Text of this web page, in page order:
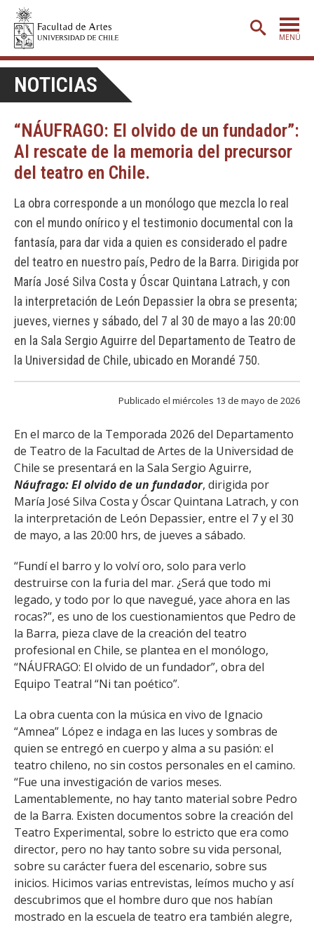
MENÚ
ADMISIÓN
ETAPA BÁSICA
CARRERAS
POSTGRADO
EXTENSIÓN
CREACIÓNE INVESTIGACIÓN
BIBLIOTECA
DEPARTAMENTOS
FACULTAD
Estudiantes
Académicas/os
Funcionarias/os
Egresadas/os
NOTICIAS
“NÁUFRAGO: El olvido de un fundador”:
Al rescate de la memoria del precursor
del teatro en Chile.
La obra corresponde a un monólogo que mezcla lo real
con el mundo onírico y el testimonio documental con la
fantasía, para dar vida a quien es considerado el padre
del teatro en nuestro país, Pedro de la Barra. Dirigida por
María José Silva Costa y Óscar Quintana Latrach, y con
la interpretación de León Depassier la obra se presenta;
jueves, viernes y sábado, del 7 al 30 de mayo a las 20:00
en la Sala Sergio Aguirre del Departamento de Teatro de
la Universidad de Chile, ubicado en Morandé 750.
Publicado el miércoles 13 de mayo de 2026
En el marco de la Temporada 2026 del Departamento
de Teatro de la Facultad de Artes de la Universidad de
Chile se presentará en la Sala Sergio Aguirre,
Náufrago: El olvido de un fundador, dirigida por
María José Silva Costa y Óscar Quintana Latrach, y con
la interpretación de León Depassier, entre el 7 y el 30
de mayo, a las 20:00 hrs, de jueves a sábado.
“Fundí el barro y lo volví oro, solo para verlo
destruirse con la furia del mar. ¿Será que todo mi
legado, y todo por lo que navegué, yace ahora en las
rocas?”, es uno de los cuestionamientos que Pedro de
la Barra, pieza clave de la creación del teatro
profesional en Chile, se plantea en el monólogo,
“NÁUFRAGO: El olvido de un fundador”, obra del
Equipo Teatral “Ni tan poético”.
La obra cuenta con la música en vivo de Ignacio
“Amnea” López e indaga en las luces y sombras de
quien se entregó en cuerpo y alma a su pasión: el
teatro chileno, no sin costos personales en el camino.
“Fue una investigación de varios meses.
Lamentablemente, no hay tanto material sobre Pedro
de la Barra. Existen documentos sobre la creación del
Teatro Experimental, sobre lo estricto que era como
director, pero no hay tanto sobre su vida personal,
sobre su carácter fuera del escenario, sobre sus
inicios. Hicimos varias entrevistas, leímos mucho y así
descubrimos que el hombre duro que nos habían
mostrado en la escuela de teatro era también alegre,